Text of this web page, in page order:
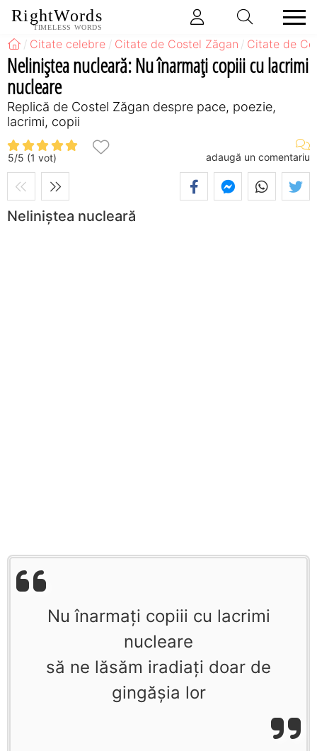
RightWords
TIMELESS WORDS
Citate celebre Citate de Costel Zăgan Citate de
Neliniștea nucleară: Nu înarmaţi copiii cu lacrimi
nucleare
Replică de Costel Zăgan despre pace, poezie,
lacrimi, copii
5/5 (1 vot) adaugă un comentariu
Neliniștea nucleară
Nu înarmați copiii cu lacrimi
nucleare
să ne lăsăm iradiați doar de
gingășia lor